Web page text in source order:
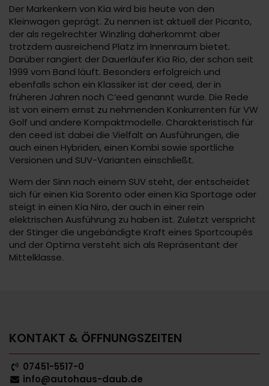
Der Markenkern von Kia wird bis heute von den
Kleinwagen geprägt. Zu nennen ist aktuell der Picanto,
der als regelrechter Winzling daherkommt aber
trotzdem ausreichend Platz im Innenraum bietet.
Darüber rangiert der Dauerläufer Kia Rio, der schon seit
1999 vom Band läuft. Besonders erfolgreich und
ebenfalls schon ein Klassiker ist der ceed, der in
früheren Jahren noch C‘eed genannt wurde. Die Rede
ist von einem ernst zu nehmenden Konkurrenten für VW
Golf und andere Kompaktmodelle. Charakteristisch für
den ceed ist dabei die Vielfalt an Ausführungen, die
auch einen Hybriden, einen Kombi sowie sportliche
Versionen und SUV-Varianten einschließt.
Wem der Sinn nach einem SUV steht, der entscheidet
sich für einen Kia Sorento oder einen Kia Sportage oder
steigt in einen Kia Niro, der auch in einer rein
elektrischen Ausführung zu haben ist. Zuletzt verspricht
der Stinger die ungebändigte Kraft eines Sportcoupés
und der Optima versteht sich als Repräsentant der
Mittelklasse.
KONTAKT & ÖFFNUNGSZEITEN
07451-5517-0
info@autohaus-daub.de